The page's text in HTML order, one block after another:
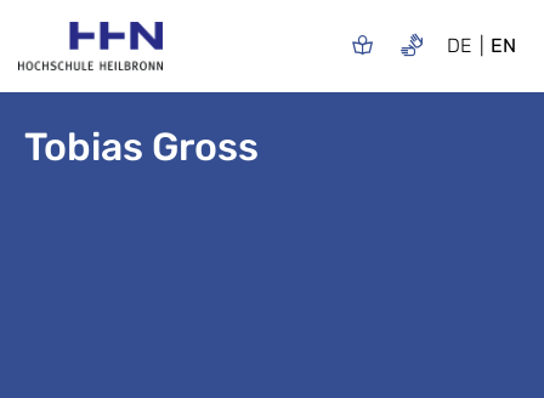
DE EN
Tobias Gross